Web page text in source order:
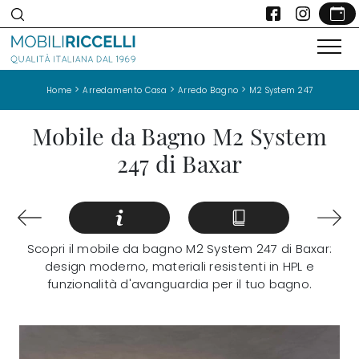
Home > Arredamento Casa > Arredo Bagno > M2 System 247
Mobile da Bagno M2 System
247 di Baxar
Scopri il mobile da bagno M2 System 247 di Baxar:
design moderno, materiali resistenti in HPL e
funzionalità d'avanguardia per il tuo bagno.